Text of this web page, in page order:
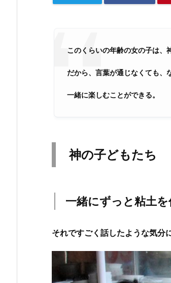
このくらいの年齢の女の子は、
だから、言葉が通じなくても、
一緒に楽しむことができる。
神の子どもたち
一緒にずっと粘土を
それですごく話したような気分